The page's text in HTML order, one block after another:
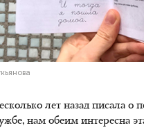
лет назад писала о
нам обеим интересна